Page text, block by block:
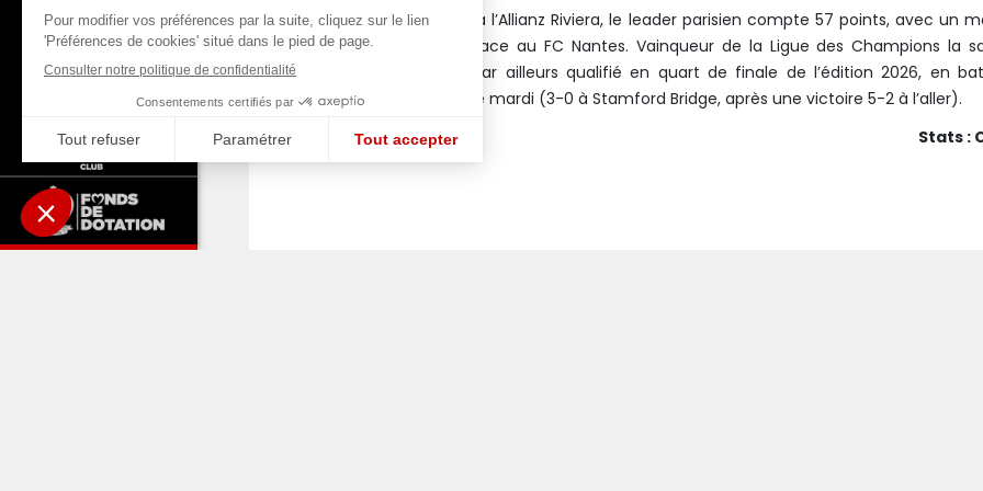
Avant de se déplacer à l’Allianz Riviera, le leader parisien compte 57 points, avec un
en retard à disputer face au FC Nantes. Vainqueur de la Ligue des Champions la
passée, le PSG s’est par ailleurs qualifié en quart de finale de l’édition 2026, en
sèchement Chelsea ce mardi (3-0 à Stamford Bridge, après une victoire 5-2 à l’aller).
Stats :